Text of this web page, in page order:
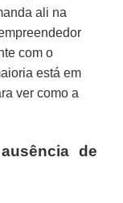
ali na
com o
está em
ver como a
de